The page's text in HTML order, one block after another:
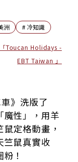
洲 # 冷知識
Toucan Holidays -
EBT Taiwan 」
》洗版了
魔性」，用羊
定格動畫，
竺鼠真實收
！